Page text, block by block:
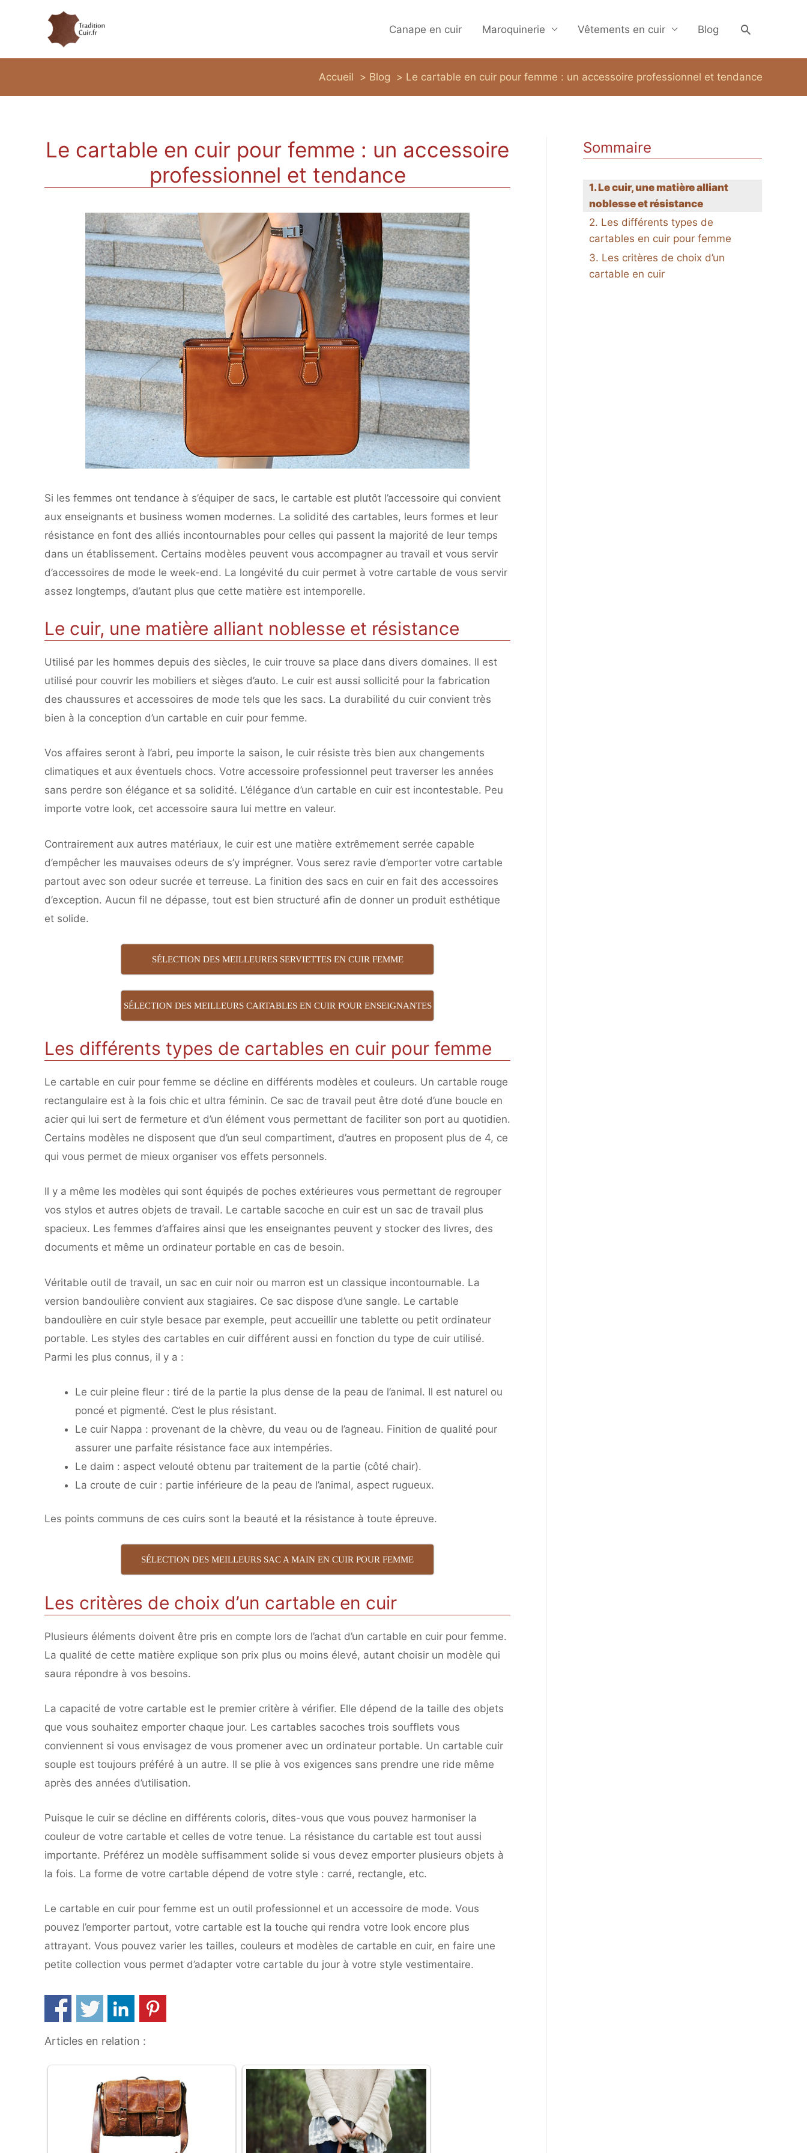
Canape en cuir Maroquinerie Vêtements en cuir Blog
Accueil Blog Le cartable en cuir pour femme : un accessoire professionnel et tendance
Le cartable en cuir pour femme : un accessoire
professionnel et tendance
Si les femmes ont tendance à s’équiper de sacs, le cartable est plutôt l’accessoire qui convient
aux enseignants et business women modernes. La solidité des cartables, leurs formes et leur
résistance en font des alliés incontournables pour celles qui passent la majorité de leur temps
dans un établissement. Certains modèles peuvent vous accompagner au travail et vous servir
d’accessoires de mode le week-end. La longévité du cuir permet à votre cartable de vous servir
assez longtemps, d’autant plus que cette matière est intemporelle.
Le cuir, une matière alliant noblesse et résistance
Utilisé par les hommes depuis des siècles, le cuir trouve sa place dans divers domaines. Il est
utilisé pour couvrir les mobiliers et sièges d’auto. Le cuir est aussi sollicité pour la fabrication
des chaussures et accessoires de mode tels que les sacs. La durabilité du cuir convient très
bien à la conception d’un cartable en cuir pour femme.
Vos affaires seront à l’abri, peu importe la saison, le cuir résiste très bien aux changements
climatiques et aux éventuels chocs. Votre accessoire professionnel peut traverser les années
sans perdre son élégance et sa solidité. L’élégance d’un cartable en cuir est incontestable. Peu
importe votre look, cet accessoire saura lui mettre en valeur.
Contrairement aux autres matériaux, le cuir est une matière extrêmement serrée capable
d’empêcher les mauvaises odeurs de s’y imprégner. Vous serez ravie d’emporter votre cartable
partout avec son odeur sucrée et terreuse. La finition des sacs en cuir en fait des accessoires
d’exception. Aucun fil ne dépasse, tout est bien structuré afin de donner un produit esthétique
et solide.
SÉLECTION DES MEILLEURES SERVIETTES EN CUIR FEMME
SÉLECTION DES MEILLEURS CARTABLES EN CUIR POUR ENSEIGNANTES
Les différents types de cartables en cuir pour femme
Le cartable en cuir pour femme se décline en différents modèles et couleurs. Un cartable rouge
rectangulaire est à la fois chic et ultra féminin. Ce sac de travail peut être doté d’une boucle en
acier qui lui sert de fermeture et d’un élément vous permettant de faciliter son port au quotidien.
Certains modèles ne disposent que d’un seul compartiment, d’autres en proposent plus de 4, ce
qui vous permet de mieux organiser vos effets personnels.
Il y a même les modèles qui sont équipés de poches extérieures vous permettant de regrouper
vos stylos et autres objets de travail. Le cartable sacoche en cuir est un sac de travail plus
spacieux. Les femmes d’affaires ainsi que les enseignantes peuvent y stocker des livres, des
documents et même un ordinateur portable en cas de besoin.
Véritable outil de travail, un sac en cuir noir ou marron est un classique incontournable. La
version bandoulière convient aux stagiaires. Ce sac dispose d’une sangle. Le cartable
bandoulière en cuir style besace par exemple, peut accueillir une tablette ou petit ordinateur
portable. Les styles des cartables en cuir différent aussi en fonction du type de cuir utilisé.
Parmi les plus connus, il y a :
Le cuir pleine fleur : tiré de la partie la plus dense de la peau de l’animal. Il est naturel ou
poncé et pigmenté. C’est le plus résistant.
Le cuir Nappa : provenant de la chèvre, du veau ou de l’agneau. Finition de qualité pour
assurer une parfaite résistance face aux intempéries.
Le daim : aspect velouté obtenu par traitement de la partie (côté chair).
La croute de cuir : partie inférieure de la peau de l’animal, aspect rugueux.
Les points communs de ces cuirs sont la beauté et la résistance à toute épreuve.
SÉLECTION DES MEILLEURS SAC A MAIN EN CUIR POUR FEMME
Les critères de choix d’un cartable en cuir
Plusieurs éléments doivent être pris en compte lors de l’achat d’un cartable en cuir pour femme.
La qualité de cette matière explique son prix plus ou moins élevé, autant choisir un modèle qui
saura répondre à vos besoins.
La capacité de votre cartable est le premier critère à vérifier. Elle dépend de la taille des objets
que vous souhaitez emporter chaque jour. Les cartables sacoches trois soufflets vous
conviennent si vous envisagez de vous promener avec un ordinateur portable. Un cartable cuir
souple est toujours préféré à un autre. Il se plie à vos exigences sans prendre une ride même
après des années d’utilisation.
Puisque le cuir se décline en différents coloris, dites-vous que vous pouvez harmoniser la
couleur de votre cartable et celles de votre tenue. La résistance du cartable est tout aussi
importante. Préférez un modèle suffisamment solide si vous devez emporter plusieurs objets à
la fois. La forme de votre cartable dépend de votre style : carré, rectangle, etc.
Le cartable en cuir pour femme est un outil professionnel et un accessoire de mode. Vous
pouvez l’emporter partout, votre cartable est la touche qui rendra votre look encore plus
attrayant. Vous pouvez varier les tailles, couleurs et modèles de cartable en cuir, en faire une
petite collection vous permet d’adapter votre cartable du jour à votre style vestimentaire.
Articles en relation :
Sommaire
Le cuir, une matière alliant
noblesse et résistance
Les différents types de
cartables en cuir pour femme
Les critères de choix d’un
cartable en cuir